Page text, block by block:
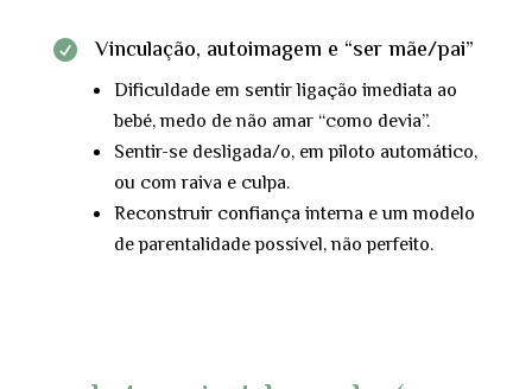
 Vinculação, autoimagem e “ser mãe/pai”
Dificuldade em sentir ligação imediata ao
bebé, medo de não amar “como devia”.
Sentir-se desligada/o, em piloto automático,
ou com raiva e culpa.
Reconstruir confiança interna e um modelo
de parentalidade possível, não perfeito.